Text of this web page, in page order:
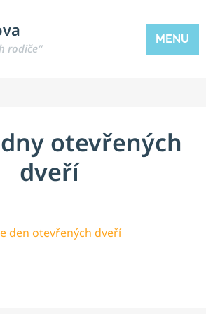
rodiče“
MENU
otevřených
dveří
den otevřených dveří